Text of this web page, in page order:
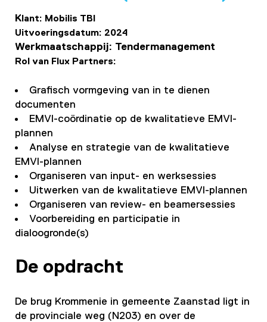
K lant: Mobilis TBI
Uitvoeringsdatum: 2024
Werkmaatschappij: Tendermanagement
Rol van Flux Partners:
Grafisch vormgeving van in te dienen
documenten
EMVI-coördinatie op de kwalitatieve EMVI-
plannen
Analyse en strategie van de kwalitatieve
EMVI-plannen
Organiseren van input- en werksessies
Uitwerken van de kwalitatieve EMVI-plannen
Organiseren van review- en beamersessies
Voorbereiding en participatie in
dialoogronde(s)
De opdracht
De brug Krommenie in gemeente Zaanstad ligt in
de provinciale weg (N203) en over de